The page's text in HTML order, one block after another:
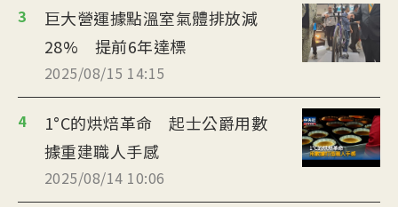
3
巨大營運據點溫室氣體排放減
28% 提前6年達標
2025/08/15 14:15
4
1°C的烘焙革命 起士公爵用數
據重建職人手感
2025/08/14 10:06